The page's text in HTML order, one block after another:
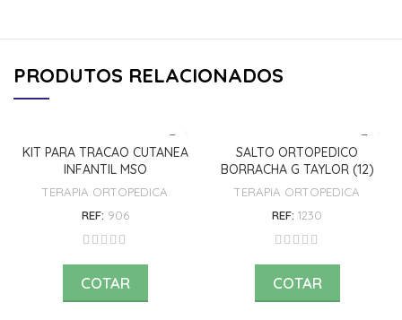
PRODUTOS RELACIONADOS
KIT PARA TRACAO CUTANEA
INFANTIL MSO
TERAPIA ORTOPEDICA
REF: 906
COTAR
SALTO ORTOPEDICO
BORRACHA G TAYLOR (12)
TERAPIA ORTOPEDICA
REF: 1230
COTAR